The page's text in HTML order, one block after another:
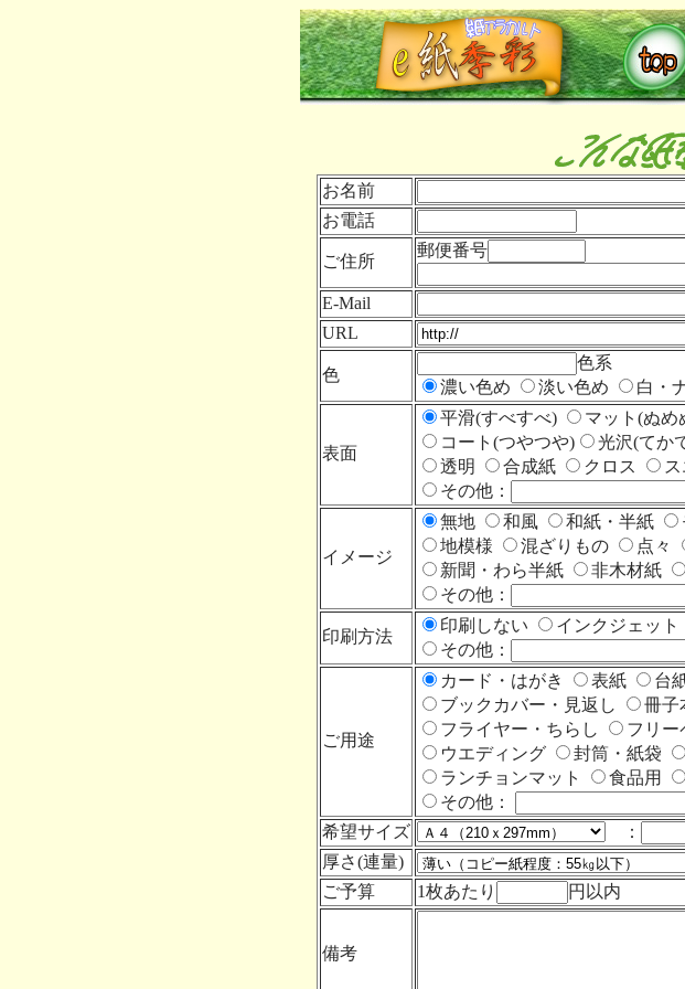
お名前
お電話
ご住所
郵便番号
E-Mail
URL
色
色系
濃い色め
淡い色め 白・
表面
平滑(すべすべ) マット(ぬめ
コート(つやつや)
光沢(てか
透明
合成紙 クロス
その他：
イメージ
無地 和風 和紙・半紙
地模様
混ざりもの 点々
新聞・わら半紙
非木材紙
その他：
印刷方法
印刷しない インクジェット
その他：
ご用途
カード・はがき 表紙 台
ブックカバー・見返し
冊子
フライヤー・ちらし
フリー
ウエディング
封筒・紙袋
ランチョンマット
食品用
その他：
希望サイズ
：
厚さ(連量)
ご予算
1枚あたり 円以内
備考